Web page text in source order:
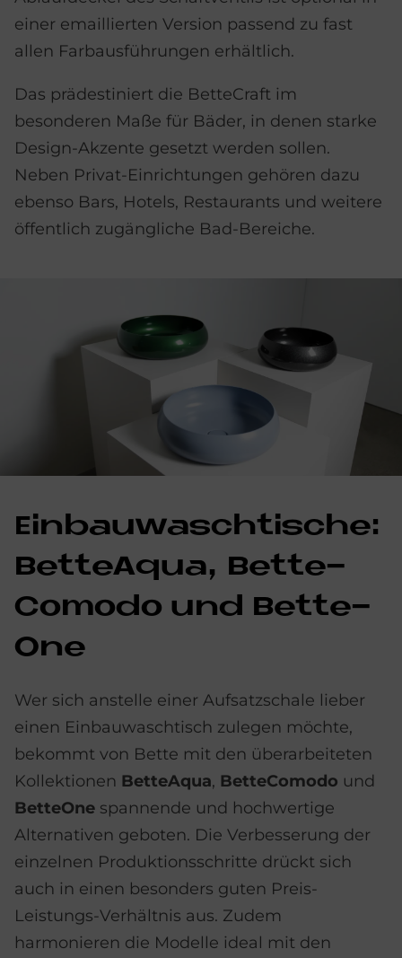
einer emaillierten Version passend zu fast
allen Farbausführungen erhältlich.
Das prädestiniert die BetteCraft im
besonderen Maße für Bäder, in denen starke
Design-Akzente gesetzt werden sollen.
Neben Privat-Einrichtungen gehören dazu
ebenso Bars, Hotels, Restaurants und weitere
öffentlich zugängliche Bad-Bereiche.
Ein­bau­wasch­ti­sche:
Bet­teAqua, Bet­te­
Co­mo­do und Bette­
O­ne
Wer sich anstelle einer Aufsatzschale lieber
einen Einbauwaschtisch zulegen möchte,
bekommt von Bette mit den überarbeiteten
Kollektionen BetteAqua, BetteComodo und
BetteOne spannende und hochwertige
Alternativen geboten. Die Verbesserung der
einzelnen Produktionsschritte drückt sich
auch in einen besonders guten Preis-
Leistungs-Verhältnis aus. Zudem
harmonieren die Modelle ideal mit den